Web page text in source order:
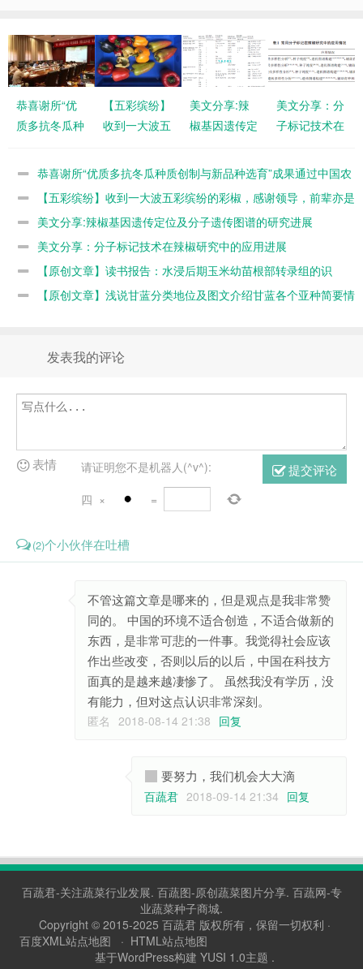
恭喜谢所“优
质多抗冬瓜种
种选育”成果
会评价
【五彩缤纷】
收到一大波五
椒，感谢领
朋友！
美文分享:辣
椒基因遗传定
图谱的研究进
美文分享：分
子标记技术在
应用进展
恭喜谢所“优质多抗冬瓜种质创制与新品种选育”成果通过中国农
学会评价【五彩缤纷】收到一大波五彩缤纷的彩椒，感谢领导，前辈亦是
朋友！美文分享:辣椒基因遗传定位及分子遗传图谱的研究进展
美文分享：分子标记技术在辣椒研究中的应用进展
【原创文章】读书报告：水浸后期玉米幼苗根部转录组的识
别
【原创文章】浅说甘蓝分类地位及图文介绍甘蓝各个亚种简要情
发表我的评论
提交评论
请证明您不是机器人(^v^):
四 × =
表情
(2)个小伙伴在吐槽
不管这篇文章是哪来的，但是观点是我非常赞
同的。 中国的环境不适合创造，不适合做新的
东西，是非常可悲的一件事。我觉得社会应该
作出些改变，否则以后的以后，中国在科技方
面真的是越来越凄惨了。 虽然我没有学历，没
有能力，但对这点认识非常深刻。
匿名 2018-08-14 21:38 回复
要努力，我们机会大大滴
百蔬君 2018-09-14 21:34 回复
百蔬君-关注蔬菜行业发展. 百蔬图-原创蔬菜图片分享. 百蔬网-专
业蔬菜种子商城.
Copyright © 2015-2025 百蔬君 版权所有，保留一切权利 ·
百度XML站点地图 · HTML站点地图
基于WordPress构建 YUSI 1.0主题 .